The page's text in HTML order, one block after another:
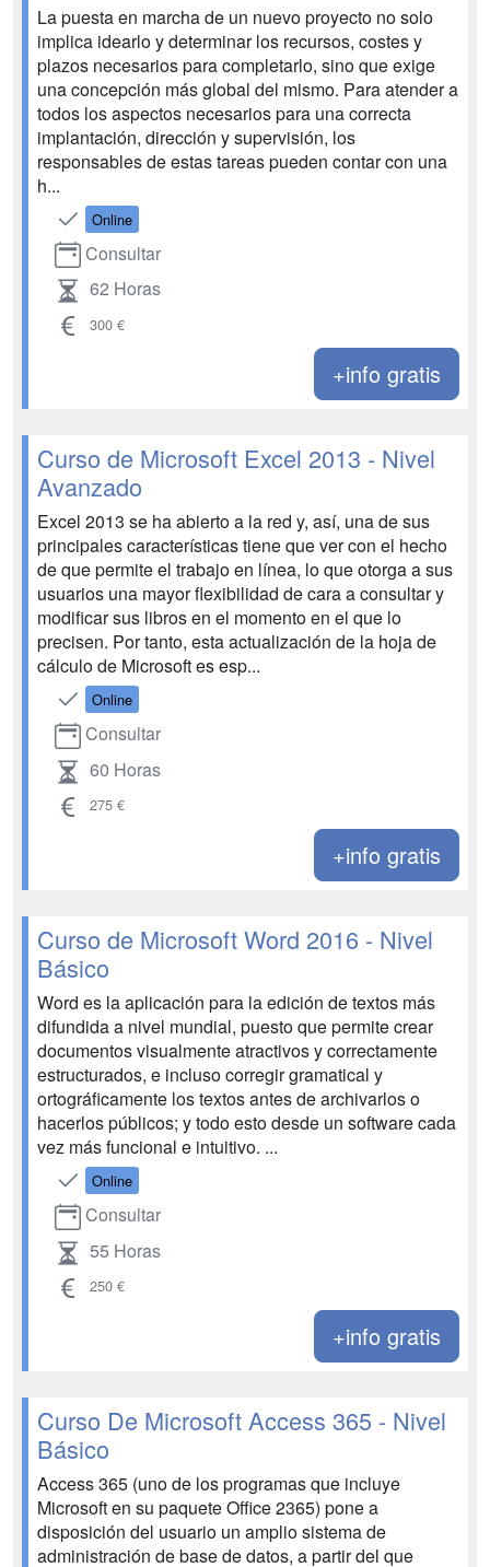
La puesta en marcha de un nuevo proyecto no solo
implica idearlo y determinar los recursos, costes y
plazos necesarios para completarlo, sino que exige
una concepción más global del mismo. Para atender a
todos los aspectos necesarios para una correcta
implantación, dirección y supervisión, los
responsables de estas tareas pueden contar con una
h...
Online
Consultar
62 Horas
300 €
+info gratis
Curso de Microsoft Excel 2013 - Nivel
Avanzado
Excel 2013 se ha abierto a la red y, así, una de sus
principales características tiene que ver con el hecho
de que permite el trabajo en línea, lo que otorga a sus
usuarios una mayor flexibilidad de cara a consultar y
modificar sus libros en el momento en el que lo
precisen. Por tanto, esta actualización de la hoja de
cálculo de Microsoft es esp...
Online
Consultar
60 Horas
275 €
+info gratis
Curso de Microsoft Word 2016 - Nivel
Básico
Word es la aplicación para la edición de textos más
difundida a nivel mundial, puesto que permite crear
documentos visualmente atractivos y correctamente
estructurados, e incluso corregir gramatical y
ortográficamente los textos antes de archivarlos o
hacerlos públicos; y todo esto desde un software cada
vez más funcional e intuitivo. ...
Online
Consultar
55 Horas
250 €
+info gratis
Curso De Microsoft Access 365 - Nivel
Básico
Access 365 (uno de los programas que incluye
Microsoft en su paquete Office 2365) pone a
disposición del usuario un amplio sistema de
administración de base de datos, a partir del que